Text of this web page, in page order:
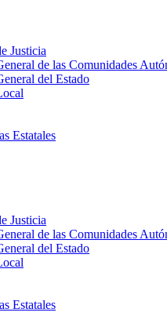
Justicia
de las Comunidades
del Estado
Estatales
Justicia
de las Comunidades
del Estado
Estatales